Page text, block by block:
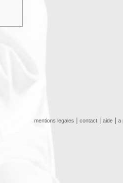
mentions legales contact| aide| a